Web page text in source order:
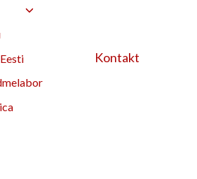
Kontakt
fotoarhiivi
ja ajalised